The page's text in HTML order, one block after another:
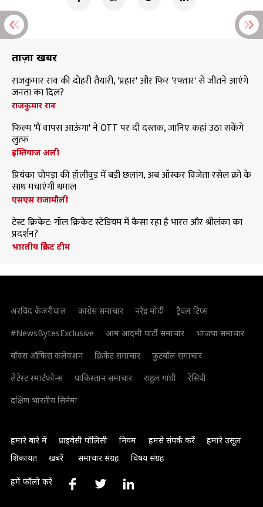
ताज़ा खबरें
राजकुमार राव की दोहरी तैयारी, 'प्रहार' और फिर 'रफ्तार' से जीतने आएंगे
जनता का दिल?
राजकुमार राव
फिल्म 'मैं वापस आऊंगा' ने OTT पर दी दस्तक, जानिए कहां उठा सकेंगे
लुत्फ
इम्तियाज अली
प्रियंका चोपड़ा की हॉलीवुड में बड़ी छलांग, अब ऑस्कर विजेता रसेल क्रो के
साथ मचाएंगी धमाल
एसएस राजामौली
टेस्ट क्रिकेट: गॉल क्रिकेट स्टेडियम में कैसा रहा है भारत और श्रीलंका का
प्रदर्शन?
भारतीय क्रिकेट टीम
अरविंद केजरीवाल कांग्रेस समाचार नरेंद्र मोदी
ट्रैवल टिप्स
#NewsBytesExclusive
आम आदमी पार्टी समाचार
भाजपा समाचार
बॉक्स ऑफिस कलेक्शन
क्रिकेट समाचार
फुटबॉल समाचार
लेटेस्ट स्मार्टफोन्स
पाकिस्तान समाचार राहुल गांधी
रेसिपी
दक्षिण भारतीय सिनेमा
हमारे बारे में प्राइवेसी पॉलिसी नियम हमसे संपर्क करें
हमारे उसूल
शिकायत
खबरें समाचार संग्रह विषय संग्रह
हमें फॉलो करें